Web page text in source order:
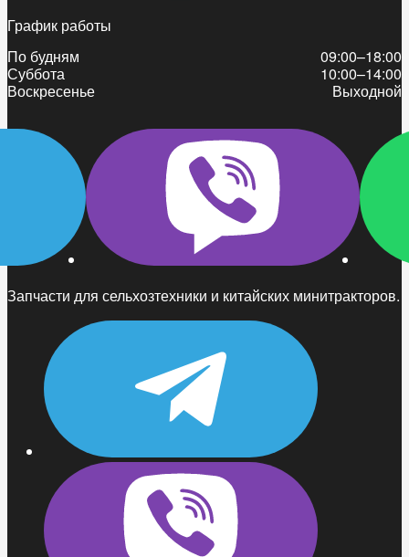
Запчасти для сельхозтехники и китайских минитракторов.
График работы
По будням
09:00–18:00
Суббота
10:00–14:00
Воскресенье
Выходной